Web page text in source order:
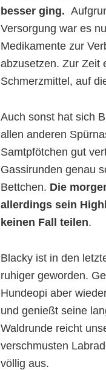
besser ging.
Versorgung war es
Medikamente zur
abzusetzen. Zur Zeit
Schmerzmittel, auf
Auch sonst hat sich
allen anderen
Samtpfötchen gut
Gassirunden genau
Bettchen. Die
allerdings sein
keinen Fall teilen.
Blacky ist in den
ruhiger geworden.
Hundeopi aber
und genießt seine
Waldrunde reicht
verschmusten
völlig aus.